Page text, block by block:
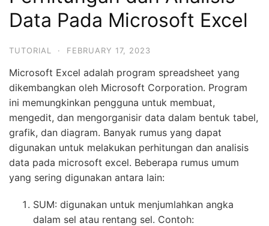
Data Pada Microsoft Excel
TUTORIAL · FEBRUARY 17, 2023
Microsoft Excel adalah program spreadsheet yang
dikembangkan oleh Microsoft Corporation. Program
ini memungkinkan pengguna untuk membuat,
mengedit, dan mengorganisir data dalam bentuk tabel,
grafik, dan diagram. Banyak rumus yang dapat
digunakan untuk melakukan perhitungan dan analisis
data pada microsoft excel. Beberapa rumus umum
yang sering digunakan antara lain:
SUM: digunakan untuk menjumlahkan angka
dalam sel atau rentang sel. Contoh: